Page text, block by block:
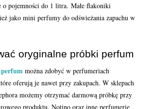
o pojemności do 1 litra. Małe flakoniki
jako mini perfumy do odświeżania zapachu w
oryginalne próbki perfum
można zdobyć w perfumeriach
oferują je nawet przy zakupach. W sklepach
możemy otrzymać darmową próbkę przy
produktu. Notino oraz inne perfumerie